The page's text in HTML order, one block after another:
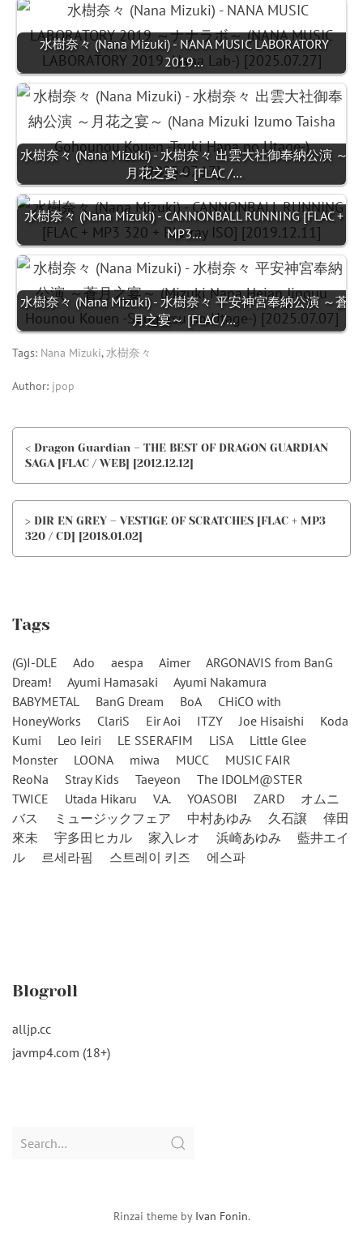
水樹奈々 (Nana Mizuki) - NANA MUSIC LABORATORY
2019…
水樹奈々 (Nana Mizuki) - 水樹奈々 出雲大社御奉納公演 ～
月花之宴～ [FLAC /…
水樹奈々 (Nana Mizuki) - CANNONBALL RUNNING [FLAC +
MP3…
水樹奈々 (Nana Mizuki) - 水樹奈々 平安神宮奉納公演 ～蒼
月之宴～ [FLAC /…
Tags: Nana Mizuki, 水樹奈々
Author: jpop
< Dragon Guardian – THE BEST OF DRAGON GUARDIAN
SAGA [FLAC / WEB] [2012.12.12]
> DIR EN GREY – VESTIGE OF SCRATCHES [FLAC + MP3
320 / CD] [2018.01.02]
Tags
(G)I-DLE Ado aespa Aimer
ARGONAVIS from BanG
Dream!
Ayumi Hamasaki
Ayumi Nakamura
BABYMETAL
BanG Dream BoA
CHiCO with
HoneyWorks
ClariS Eir Aoi ITZY Joe Hisaishi
Koda
Kumi
Leo Ieiri LE SSERAFIM LiSA
Little Glee
Monster
LOONA miwa MUCC
MUSIC FAIR
ReoNa
Stray Kids Taeyeon
The IDOLM@STER
TWICE
Utada Hikaru V.A. YOASOBI ZARD
オムニ
バス
ミュージックフェア 中村あゆみ 久石譲
倖田
來未
宇多田ヒカル 家入レオ 浜崎あゆみ
藍井エイ
ル
르세라핌 스트레이 키즈 에스파
Blogroll
alljp.cc
javmp4.com (18+)
Search
Rinzai theme by Ivan Fonin.